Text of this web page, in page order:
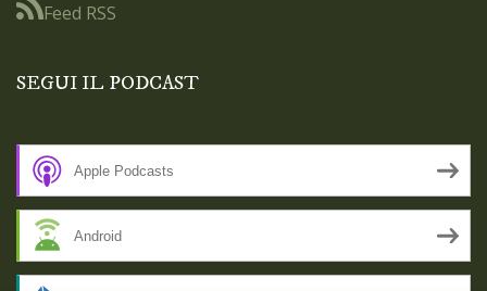
Feed RSS
SEGUI IL PODCAST
Apple Podcasts
Android